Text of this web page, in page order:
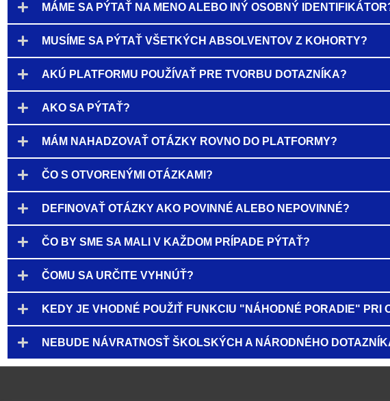
MÁME SA PÝTAŤ NA MENO ALEBO INÝ OSOBNÝ
MUSÍME SA PÝTAŤ VŠETKÝCH ABSOLVENTOV Z KOHORTY?
AKÚ PLATFORMU POUŽÍVAŤ PRE TVORBU DOTAZNÍKA?
AKO SA PÝTAŤ?
MÁM NAHADZOVAŤ OTÁZKY ROVNO DO PLATFORMY?
ČO S OTVORENÝMI OTÁZKAMI?
DEFINOVAŤ OTÁZKY AKO POVINNÉ ALEBO NEPOVINNÉ?
ČO BY SME SA MALI V KAŽDOM PRÍPADE PÝTAŤ?
ČOMU SA URČITE VYHNÚŤ?
KEDY JE VHODNÉ POUŽIŤ FUNKCIU "NÁHODNÉ PORADIE" PRI
NEBUDE NÁVRATNOSŤ ŠKOLSKÝCH A NÁRODNÉHO